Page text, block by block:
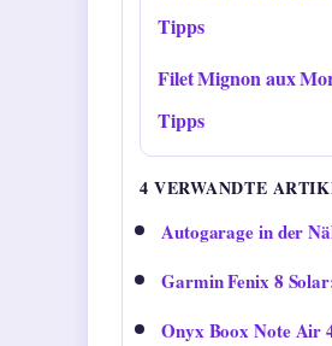
Tipps
Filet Mignon aux
Tipps
4 VERWANDTE
Autogarage in der
Garmin Fenix 8
Onyx Boox Note Air